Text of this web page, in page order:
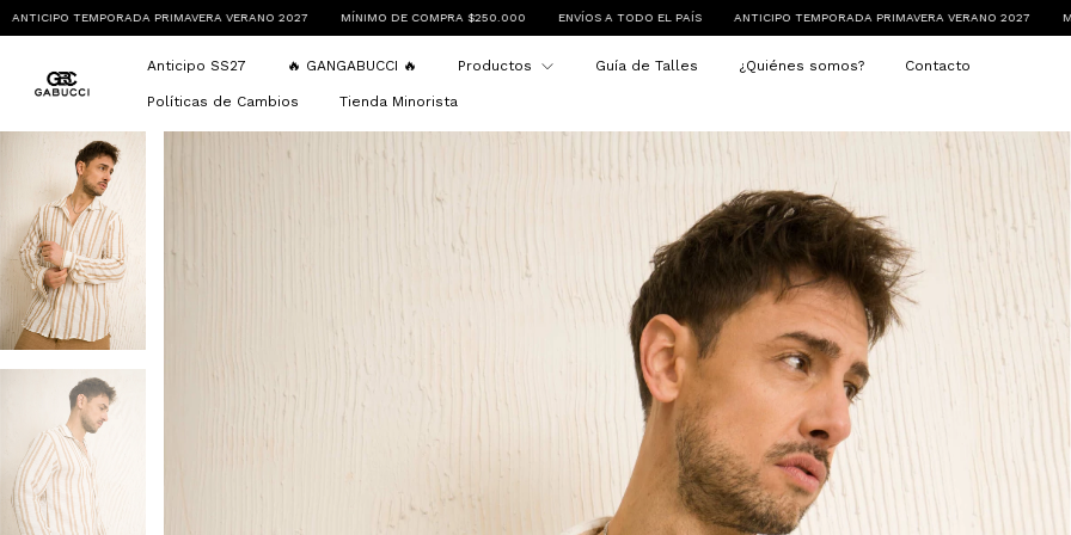
VERANO 2027 MÍNIMO DE COMPRA $250.000 ENVÍOS A TODO EL PAÍS ANTICIPO TEMPORADA PRIMAVERA VERANO 2027 MÍNIMO DE COMPRA $250.000
Anticipo SS27 🔥 GANGABUCCI 🔥 Productos Guía de Talles ¿Quiénes somos? Contacto
Políticas de Cambios Tienda Minorista